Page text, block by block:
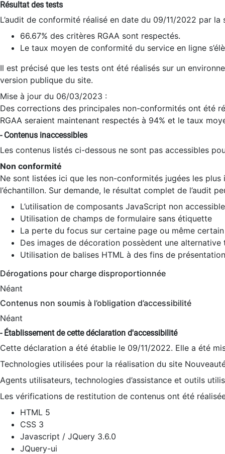
Résultat des tests
L’audit de conformité réalisé en date du 09/11/2022 par
66.67% des critères RGAA sont respectés.
Le taux moyen de conformité du service en ligne
Il est précisé que les tests ont été réalisés sur un
version publique du site.
Mise à jour du 06/03/2023 :
Des corrections des principales non-conformités ont été
RGAA seraient maintenant respectés à 94% et le taux
- Contenus inaccessibles
Les contenus listés ci-dessous ne sont pas accessibles
Non conformité
Ne sont listées ici que les non-conformités jugées les
l’échantillon. Sur demande, le résultat complet de l’audit
L’utilisation de composants JavaScript non
Utilisation de champs de formulaire sans étiquette
La perte du focus sur certaine page ou même
Des images de décoration possèdent une alternative
Utilisation de balises HTML à des fins de
Dérogations pour charge disproportionnée
Néant
Contenus non soumis à l’obligation d’accessibilité
Néant
- Établissement de cette déclaration d'accessibilité
Cette déclaration a été établie le 09/11/2022. Elle a été
Technologies utilisées pour la réalisation du site
Agents utilisateurs, technologies d’assistance et outils
Les vérifications de restitution de contenus ont été
HTML 5
CSS 3
Javascript / JQuery 3.6.0
JQuery-ui